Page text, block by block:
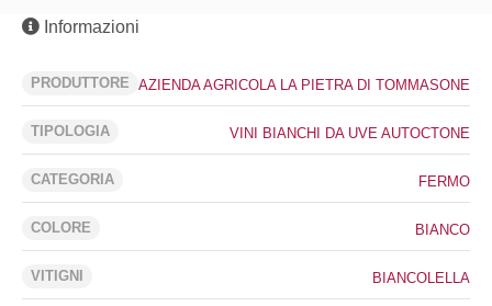
Informazioni
PRODUTTORE AZIENDA AGRICOLA LA PIETRA DI TOMMASONE
TIPOLOGIA VINI BIANCHI DA UVE AUTOCTONE
CATEGORIA FERMO
COLORE BIANCO
VITIGNI BIANCOLELLA